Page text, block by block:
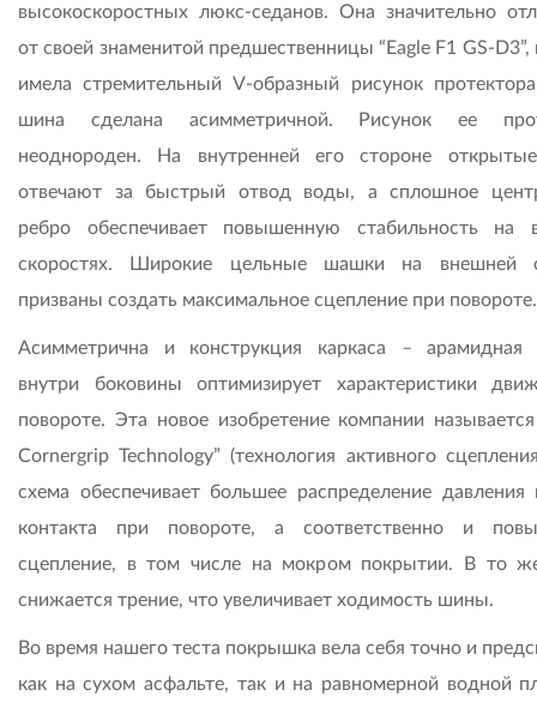
высокоскоростных люкс-седанов. Она значительно
от своей знаменитой предшественницы “Eagle F1 GS-D3”,
имела стремительный V-образный рисунок
шина сделана асимметричной. Рисунок ее
неоднороден. На внутренней его стороне
отвечают за быстрый отвод воды, а сплошное
ребро обеспечивает повышенную стабильность на
скоростях. Широкие цельные шашки на внешней
призваны создать максимальное сцепление при повороте.
Асимметрична и конструкция каркаса – арамидная
внутри боковины оптимизирует характеристики
повороте. Эта новое изобретение компании
Cornergrip Technology” (технология активного
схема обеспечивает большее распределение давления
контакта при повороте, а соответственно и
сцепление, в том числе на мокром покрытии. В то
снижается трение, что увеличивает ходимость шины.
Во время нашего теста покрышка вела себя точно и
как на сухом асфальте, так и на равномерной водной